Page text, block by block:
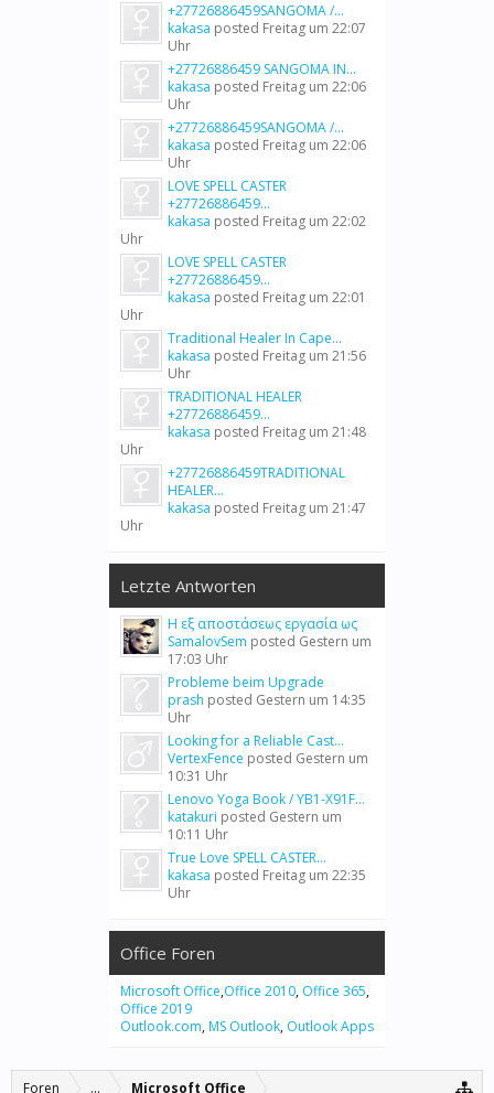
+27726886459SANGOMA /...
kakasa posted Freitag um 22:07
Uhr
+27726886459 SANGOMA IN...
kakasa posted Freitag um 22:06
Uhr
+27726886459SANGOMA /...
kakasa posted Freitag um 22:06
Uhr
LOVE SPELL CASTER
+27726886459...
kakasa posted Freitag um 22:02
Uhr
LOVE SPELL CASTER
+27726886459...
kakasa posted Freitag um 22:01
Uhr
Traditional Healer In Cape...
kakasa posted Freitag um 21:56
Uhr
TRADITIONAL HEALER
+27726886459...
kakasa posted Freitag um 21:48
Uhr
+27726886459TRADITIONAL
HEALER...
kakasa posted Freitag um 21:47
Uhr
Letzte Antworten
Η εξ αποστάσεως εργασία ως
SamalovSem posted Gestern um
17:03 Uhr
Probleme beim Upgrade
prash posted Gestern um 14:35
Uhr
Looking for a Reliable Cast...
VertexFence posted Gestern um
10:31 Uhr
Lenovo Yoga Book / YB1-X91F...
katakuri posted Gestern um
10:11 Uhr
True Love SPELL CASTER...
kakasa posted Freitag um 22:35
Uhr
Office Foren
Microsoft Office,Office 2010, Office 365,
Office 2019
Outlook.com, MS Outlook, Outlook Apps
Foren ... Microsoft Office